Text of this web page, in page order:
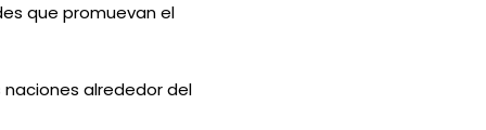
que promuevan el
alrededor del